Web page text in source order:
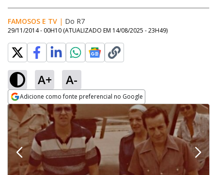
FAMOSOS E TV | Do R7
29/11/2014 - 00H10 (ATUALIZADO EM 14/08/2025 - 23H49)
A+ A-
Adicione como fonte preferencial no Google
Opens in new window